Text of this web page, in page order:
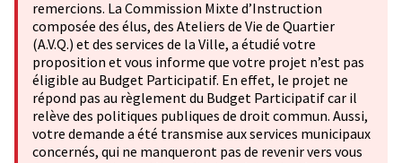
remercions. La Commission Mixte d’Instruction
composée des élus, des Ateliers de Vie de Quartier
(A.V.Q.) et des services de la Ville, a étudié votre
proposition et vous informe que votre projet n’est pas
éligible au Budget Participatif. En effet, le projet ne
répond pas au règlement du Budget Participatif car il
relève des politiques publiques de droit commun. Aussi,
votre demande a été transmise aux services municipaux
concernés, qui ne manqueront pas de revenir vers vous